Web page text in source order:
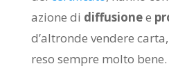
azione di diffusionee
d’altronde vendere
reso sempre molto bene.